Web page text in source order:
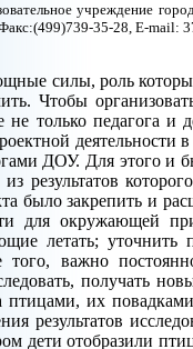
учреждение
35-28, E-mail:
силы, роль
Чтобы
не только педагога
деятельности
ДОУ. Для этого и
результатов
было закрепить и
для окружающей
летать; уточнить
важно
получать
их
результатов
дети отобразили